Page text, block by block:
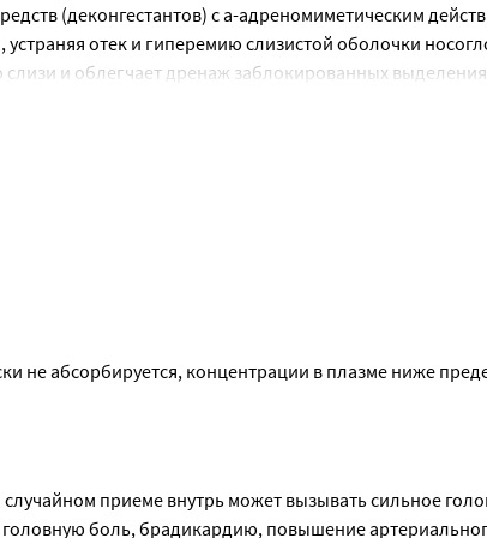
(деконгестантов) с а-адреномиметическим
отек и гиперемию слизистой оболочки
и облегчает дренаж заблокированных
отделению слизи. Ксилометазолин имеет
оболочку, не вызывает гиперемию. Действие
вызывающего «простуду».
не абсорбируется, концентрации в плазме ниже
приеме внутрь может вызывать сильное
боль, брадикардию, повышение